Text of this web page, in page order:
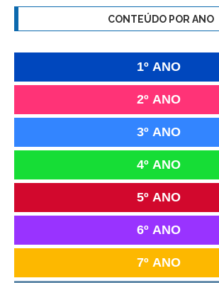
CONTEÚDO POR ANO
1º ANO
2º ANO
3º ANO
4º ANO
5º ANO
6º ANO
7º ANO